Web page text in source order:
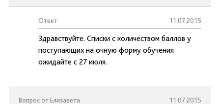
Ответ: 11.07.2015
Здравствуйте. Списки с количеством баллов у
поступающих на очную форму обучения
ожидайте с 27 июля.
Вопрос от Елизавета 11.07.2015